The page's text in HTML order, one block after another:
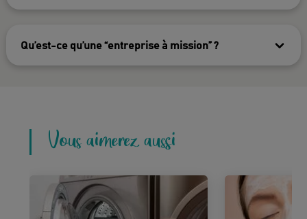
Qu’est-ce qu’une “entreprise à mission” ?
Vous aimerez aussi